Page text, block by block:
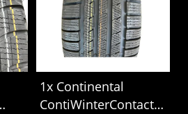
1x Continental
ContiWinterContact